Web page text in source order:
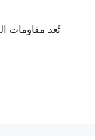
تُعد مقاومات